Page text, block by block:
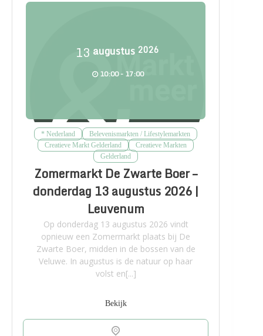
13 augustus 2026
10:00 - 17:00
* Nederland
Belevenismarkten / Lifestylemarkten
Creatieve Markt Gelderland
Creatieve Markten
Gelderland
Zomermarkt De Zwarte Boer –
donderdag 13 augustus 2026 |
Leuvenum
Op donderdag 13 augustus 2026 vindt
opnieuw een Zomermarkt plaats bij De
Zwarte Boer, midden in de bossen van de
Veluwe. In augustus is de natuur op haar
volst en[...]
Bekijk